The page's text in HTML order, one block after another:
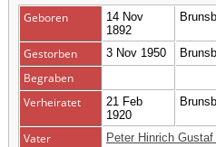
Geboren
14 Nov
1892
Gestorben 3 Nov 1950
Begraben
Verheiratet
21 Feb
1920
Vater Peter Hinrich